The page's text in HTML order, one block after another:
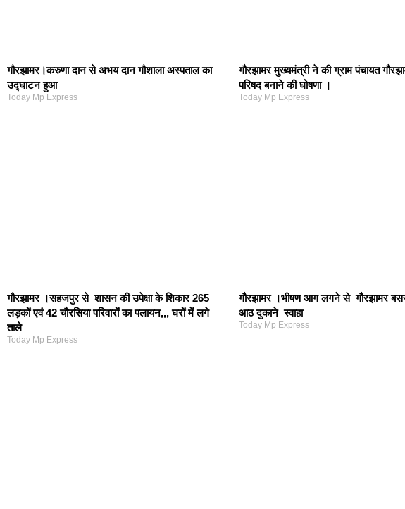
गौरझामर।करुणा दान से अभय दान गौशाला अस्पताल का
उद्घाटन हुआ
Today Mp Express
गौरझामर मुख्यमंत्री ने की ग्राम पंचायत
परिषद बनाने की घोषणा ।
Today Mp Express
गौरझामर ।सहजपुर से शासन की उपेक्षा के शिकार 265
लड़कों एवं 42 चौरसिया परिवारों का पलायन,,, घरों में लगे
ताले
Today Mp Express
गौरझामर ।भीषण आग लगने से गौरझामर
आठ दुकाने स्वाहा
Today Mp Express